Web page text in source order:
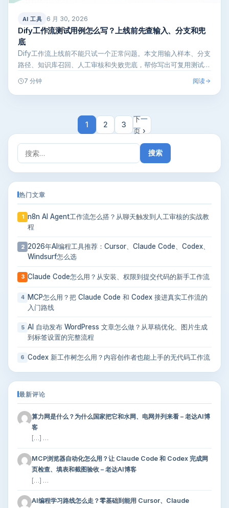
AI 工具 6 月 30, 2026
Dify工作流测试用例怎么写？上线前先查输入、分支和兜
底
Dify工作流上线前不能只试一个正常问题。本文用输入样本、分支
路径、知识库召回、人工审核和失败兜底，帮你写出可复用测试用
7 分钟 阅读
1 2 3
下一
页 ›
搜
索：
热门文章
1
n8n AI Agent工作流怎么搭？从聊天触发到人工审核的实战教
程
2 2026年AI编程工具推荐：Cursor、Claude Code、Codex、
Windsurf怎么选
3 Claude Code怎么用？从安装、权限到提交代码的新手工作流
4 MCP怎么用？把 Claude Code 和 Codex 接进真实工作流的
入门路线
5 AI 自动发布 WordPress 文章怎么做？从草稿优化、图片生成
到标签设置的完整流程
6 Codex 新工作树怎么用？内容创作者也能上手的无代码工作流
最新评论
算力网是什么？为什么国家把它和水网、电网并列来看 – 老达AI博
客
[…] …
MCP浏览器自动化怎么用？让 Claude Code 和 Codex 完成网
页检查、填表和截图验收 – 老达AI博客
[…] …
AI编程学习路线怎么走？零基础到能用 Cursor、Claude